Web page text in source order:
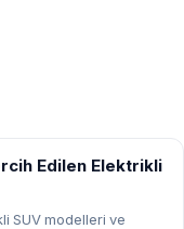
Edilen Elektrikli
SUV modelleri ve